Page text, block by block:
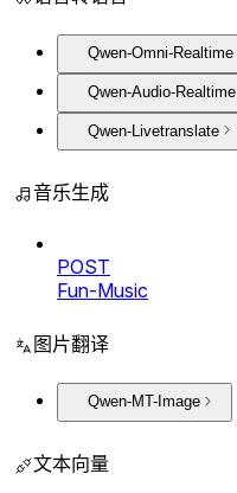
Qwen-Omni-Realtime
Qwen-Audio-Realtime
Qwen-Livetranslate
音乐生成
POST
Fun-Music
图片翻译
Qwen-MT-Image
文本向量